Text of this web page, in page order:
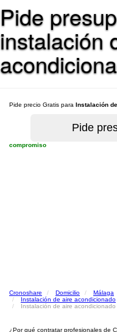
Pide
instalación
Pide precio Gratis para Instalación
compromiso
Cronoshare Domicilio Málaga
Instalación de aire acondicionado
Instalación de aire
¿Por qué contratar profesionales de